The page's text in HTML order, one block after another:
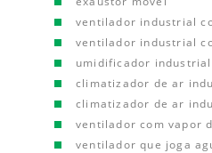
ventilador industrial
ventilador industrial
umidificador
climatizador de ar
climatizador de ar
ventilador com vapor
ventilador que joga